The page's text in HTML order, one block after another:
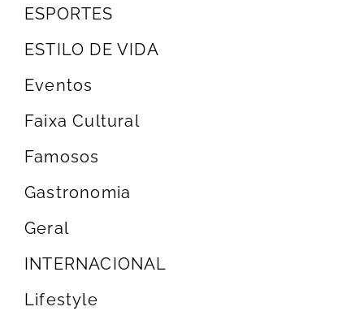
ESPORTES
ESTILO DE VIDA
Eventos
Faixa Cultural
Famosos
Gastronomia
Geral
INTERNACIONAL
Lifestyle